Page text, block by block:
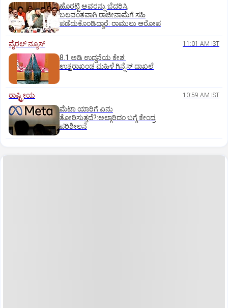
ಹೊರಟ್ಟಿ ಅವರನ್ನು ಬೆದರಿಸಿ,
ಬಲವಂತವಾಗಿ ರಾಜೀನಾಮೆಗೆ ಸಹಿ
ಪಡೆದುಕೊಂಡಿದ್ದಾರೆ: ರಾಮುಲು ಆರೋಪ
ವೈರಲ್ ನ್ಯೂಸ್ 11:01 AM IST
8.1 ಅಡಿ ಉದ್ದನೆಯ ಕೇಶ:
ಉತ್ತರಾಖಂಡ ಮಹಿಳೆ ಗಿನ್ನೆಸ್‌ ದಾಖಲೆ
ರಾಷ್ಟ್ರೀಯ 10:59 AM IST
ಮೆಟಾ ಯಾರಿಗೆ ಏನು
ತೋರಿಸುತ್ತದೆ?:ಅಲ್ಗಾರಿದಂ ಬಗ್ಗೆ ಕೇಂದ್ರ
ಪರಿಶೀಲನೆ